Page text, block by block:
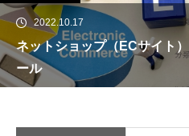
2022.10.17
ネットショップ（ECサイト
ール